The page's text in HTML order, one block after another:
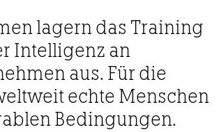
lagern das Training
Intelligenz an
aus. Für die
echte Menschen
Bedingungen.